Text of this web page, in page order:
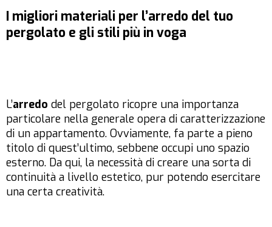
I migliori materiali per l’arredo del tuo
pergolato e gli stili più in voga
L’arredo del pergolato ricopre una importanza
particolare nella generale opera di caratterizzazione
di un appartamento. Ovviamente, fa parte a pieno
titolo di quest’ultimo, sebbene occupi uno spazio
esterno. Da qui, la necessità di creare una sorta di
continuità a livello estetico, pur potendo esercitare
una certa creatività.